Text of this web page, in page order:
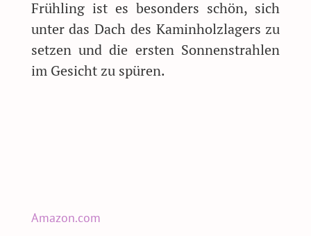
Frühling ist es besonders schön, sich
unter das Dach des Kaminholzlagers zu
setzen und die ersten Sonnenstrahlen
im Gesicht zu spüren.
Amazon.com